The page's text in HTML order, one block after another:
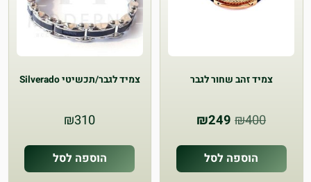
צמיד זהב שחור לגבר
₪400
המחיר
היה:
₪400.
₪249 המחיר
הוא:
₪249.
הוספה לסל
צמיד לגבר/תכשיטי Silverado
₪310
הוספה לסל